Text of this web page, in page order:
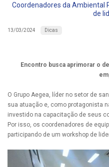
Coordenadores da Ambiental
de
13/03/2024 Dicas
Encontro busca aprimorar o
O Grupo Aegea, líder no setor de
sua atuação e, como protagonista
investido na capacitação de seus
Por isso, os coordenadores de
participando de um workshop de